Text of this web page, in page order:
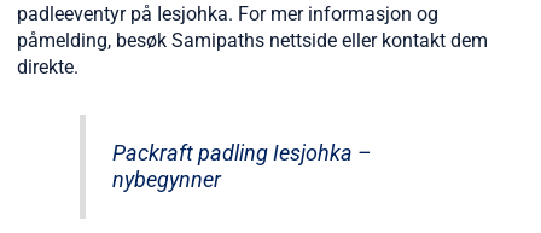
padleeventyr på Iesjohka. For mer informasjon og
påmelding, besøk Samipaths nettside eller kontakt dem
direkte.
Packraft padling Iesjohka –
nybegynner